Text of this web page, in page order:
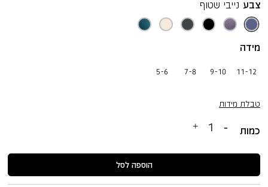
צבע נייבי שטוף
נייבי
שטוף
מרווה
סגולה
שחור
אפור
לילה
ענן
בהיר
ירוק
כחלחל
מידה
5-6 7-8 9-10 11-12
טבלת מידות
כמות
הוספה לסל